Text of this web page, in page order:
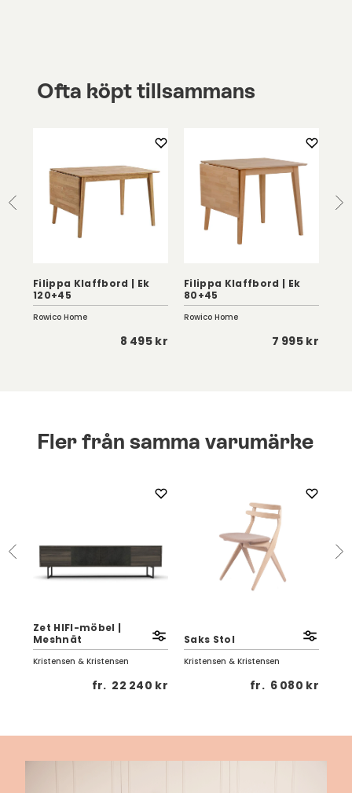
Ofta köpt tillsammans
Filippa Klaffbord | Ek
120+45
Rowico Home
8 495 kr
Filippa Klaffbord | Ek
80+45
Rowico Home
7 995 kr
Fler från samma varumärke
Zet HIFI-möbel |
Meshnät
Kristensen & Kristensen
fr. 22 240 kr
Saks Stol
Kristensen & Kristensen
fr. 6 080 kr